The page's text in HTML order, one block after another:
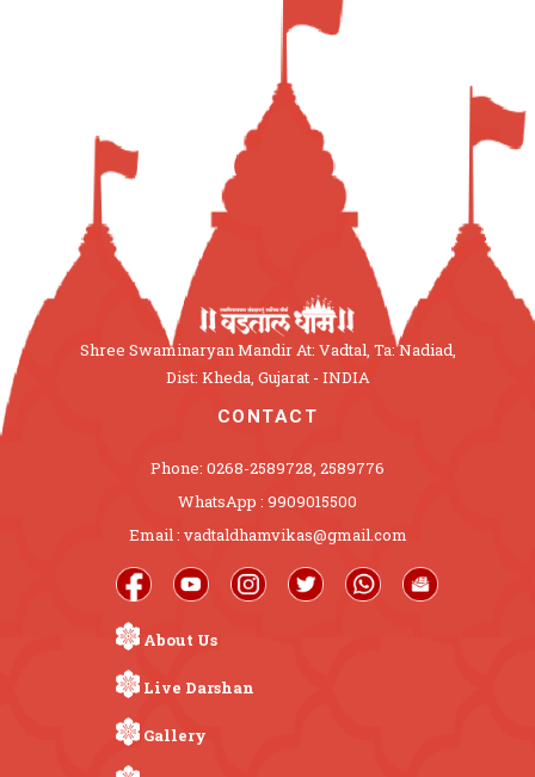
Shree Swaminaryan Mandir At: Vadtal, Ta: Nadiad,
Dist: Kheda, Gujarat - INDIA
CONTACT
Phone: 0268-2589728, 2589776
WhatsApp : 9909015500
Email : vadtaldhamvikas@gmail.com
About Us
Live Darshan
Gallery